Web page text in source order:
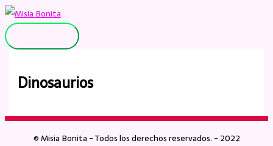
Ir
al
contenido
Dinosaurios
© Misia Bonita - Todos los derechos reservados. - 2022